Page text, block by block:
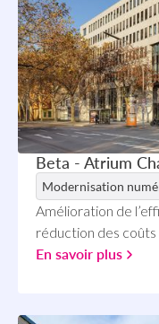
Beta - Atrium
Modernisation
Amélioration de
réduction des coûts
En savoir plus